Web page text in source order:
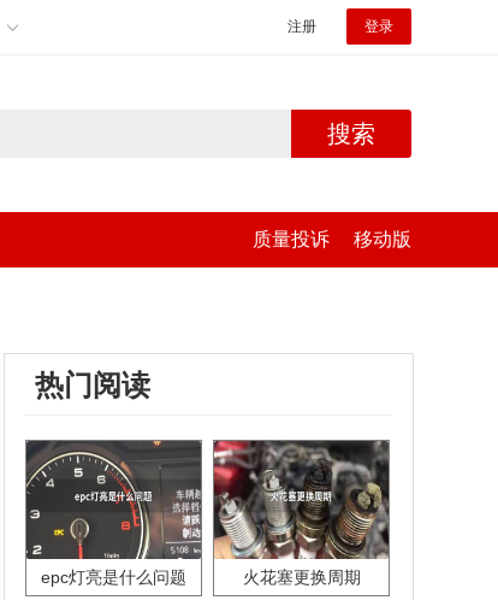
注册 登录
搜索
质量投诉 移动版
热门阅读
epc灯亮是什么问题 火花塞更换周期